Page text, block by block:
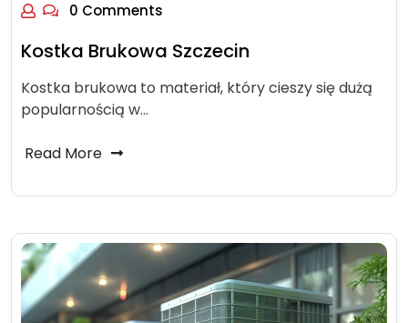
0 Comments
Kostka Brukowa Szczecin
Kostka brukowa to materiał, który cieszy się dużą
popularnością w…
Read More